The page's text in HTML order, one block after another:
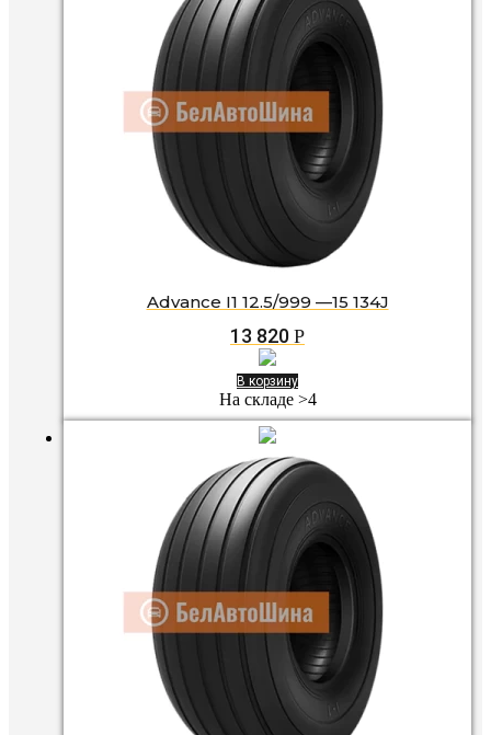
Advance I1 12.5/999 —15 134J
13 820 Р
В корзину
На складе >4